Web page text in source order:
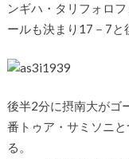
ンギハ・タリフォロ
ールも決まり17－7と
後半2分に摂南大がゴ
番トゥア・サミソニ
る。